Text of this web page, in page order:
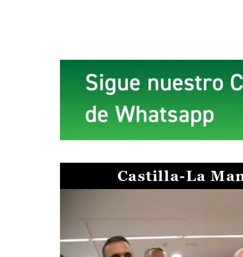
Castilla-La